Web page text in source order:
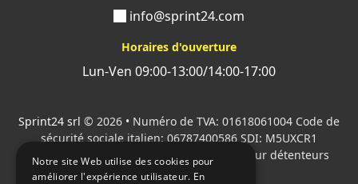
info@sprint24.com
Horaires d'ouverture
Lun-Ven 09:00-13:00/14:00-17:00
Sprint24 srl © 2026 • Numéro de TVA: 01618061004 Code de
sécurité sociale italien: 06787400586 SDI: M5UXCR1
Tous les logos cités sont la propriété de leur détenteurs
respectifs.
Notre site Web utilise des cookies pour
améliorer l'expérience utilisateur. En